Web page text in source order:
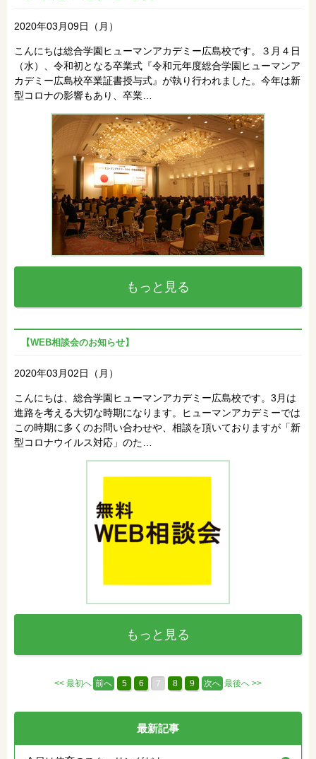
2020年03月09日（月）
こんにちは総合学園ヒューマンアカデミー広島校です。３月４日
（水）、令和初となる卒業式『令和元年度総合学園ヒューマンア
カデミー広島校卒業証書授与式』が執り行われました。今年は新
型コロナの影響もあり、卒業…
もっと見る
【WEB相談会のお知らせ】
2020年03月02日（月）
こんにちは、総合学園ヒューマンアカデミー広島校です。3月は
進路を考える大切な時期になります。ヒューマンアカデミーでは
この時期に多くのお問い合わせや、相談を頂いておりますが「新
型コロナウイルス対応」のた…
もっと見る
<< 最初へ 前へ 5 6 7 8 9 次へ 最後へ >>
最新記事